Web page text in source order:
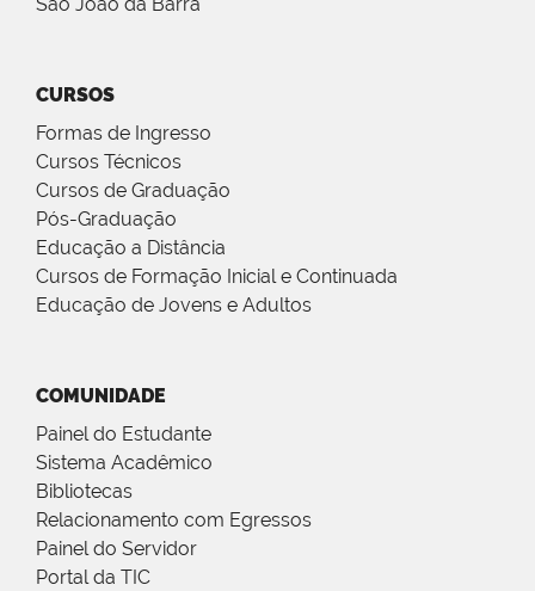
CURSOS
Formas de Ingresso
Cursos Técnicos
Cursos de Graduação
Pós-Graduação
Educação a Distância
Cursos de Formação Inicial e Continuada
Educação de Jovens e Adultos
COMUNIDADE
Painel do Estudante
Sistema Acadêmico
Bibliotecas
Relacionamento com Egressos
Painel do Servidor
Portal da TIC